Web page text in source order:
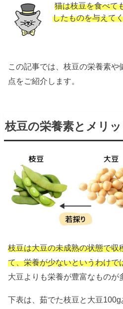
猫は枝豆を食べて
したものを与えて
この記事では、枝豆の栄養素や
点をご紹介します。
枝豆の栄養素とメリッ
枝豆は大豆の未成熟の状態で収
て、栄養が少ないというわけで
大豆よりも栄養が豊富なものが
下表は、茹でた枝豆と大豆100g